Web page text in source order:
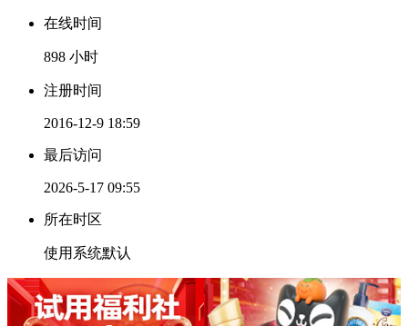
在线时间
898 小时
注册时间
2016-12-9 18:59
最后访问
2026-5-17 09:55
所在时区
使用系统默认